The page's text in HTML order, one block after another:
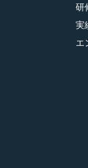
研
実
エ